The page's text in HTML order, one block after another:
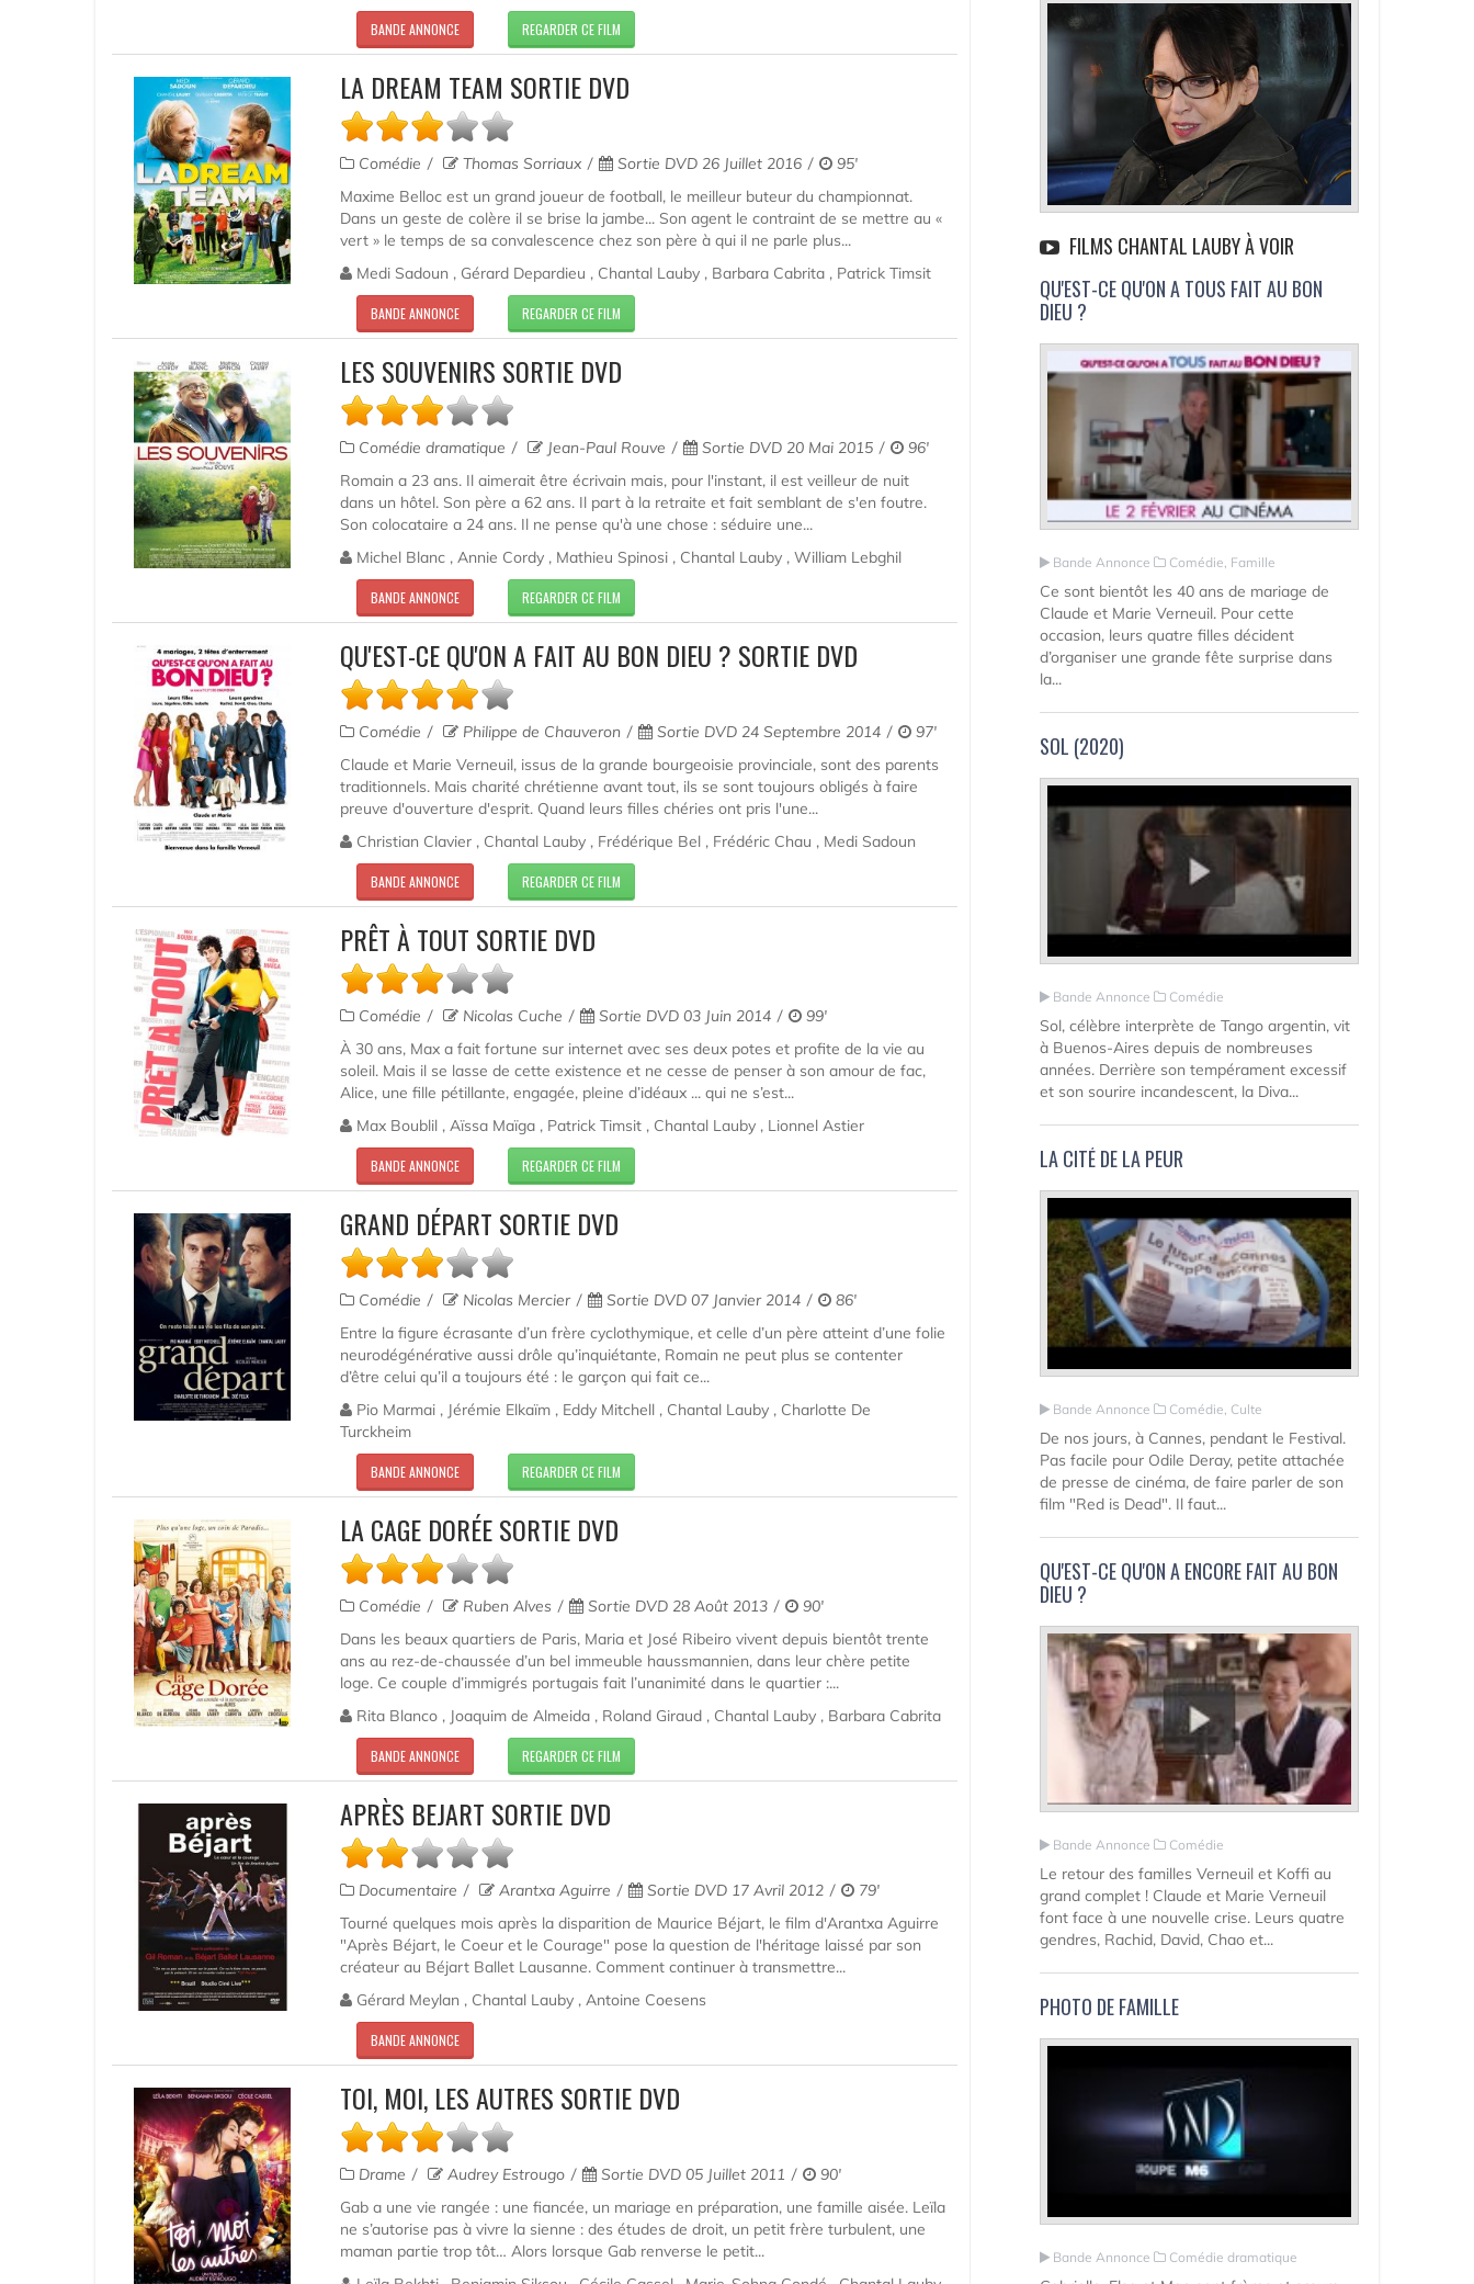
BANDE ANNONCE REGARDER CE FILM
LA DREAM TEAM SORTIE DVD
Comédie Thomas Sorriaux Sortie DVD 26 Juillet 2016
95'
Maxime Belloc est un grand joueur de football, le meilleur buteur du championnat.
Dans un geste de colère il se brise la jambe... Son agent le contraint de se mettre au «
vert » le temps de sa convalescence chez son père à qui il ne parle plus...
Medi Sadoun , Gérard Depardieu , Chantal Lauby , Barbara Cabrita , Patrick Timsit
BANDE ANNONCE REGARDER CE FILM
LES SOUVENIRS SORTIE DVD
Comédie dramatique Jean-Paul Rouve Sortie DVD 20 Mai 2015
96'
Romain a 23 ans. Il aimerait être écrivain mais, pour l'instant, il est veilleur de nuit
dans un hôtel. Son père a 62 ans. Il part à la retraite et fait semblant de s'en foutre.
Son colocataire a 24 ans. Il ne pense qu'à une chose : séduire une...
Michel Blanc , Annie Cordy , Mathieu Spinosi , Chantal Lauby , William Lebghil
BANDE ANNONCE REGARDER CE FILM
QU'EST-CE QU'ON A FAIT AU BON DIEU ? SORTIE DVD
Comédie Philippe de Chauveron Sortie DVD 24 Septembre 2014
97'
Claude et Marie Verneuil, issus de la grande bourgeoisie provinciale, sont des parents
traditionnels. Mais charité chrétienne avant tout, ils se sont toujours obligés à faire
preuve d'ouverture d'esprit. Quand leurs filles chéries ont pris l'une...
Christian Clavier , Chantal Lauby , Frédérique Bel , Frédéric Chau , Medi Sadoun
BANDE ANNONCE REGARDER CE FILM
PRÊT À TOUT SORTIE DVD
Comédie Nicolas Cuche Sortie DVD 03 Juin 2014
99'
À 30 ans, Max a fait fortune sur internet avec ses deux potes et profite de la vie au
soleil. Mais il se lasse de cette existence et ne cesse de penser à son amour de fac,
Alice, une fille pétillante, engagée, pleine d’idéaux ... qui ne s’est...
Max Boublil , Aïssa Maïga , Patrick Timsit , Chantal Lauby , Lionnel Astier
BANDE ANNONCE REGARDER CE FILM
GRAND DÉPART SORTIE DVD
Comédie Nicolas Mercier Sortie DVD 07 Janvier 2014
86'
Entre la figure écrasante d’un frère cyclothymique, et celle d’un père atteint d’une folie
neurodégénérative aussi drôle qu’inquiétante, Romain ne peut plus se contenter
d’être celui qu’il a toujours été : le garçon qui fait ce...
Pio Marmai , Jérémie Elkaïm , Eddy Mitchell , Chantal Lauby , Charlotte De
Turckheim
BANDE ANNONCE REGARDER CE FILM
LA CAGE DORÉE SORTIE DVD
Comédie Ruben Alves Sortie DVD 28 Août 2013
90'
Dans les beaux quartiers de Paris, Maria et José Ribeiro vivent depuis bientôt trente
ans au rez-de-chaussée d’un bel immeuble haussmannien, dans leur chère petite
loge. Ce couple d’immigrés portugais fait l’unanimité dans le quartier :...
Rita Blanco , Joaquim de Almeida , Roland Giraud , Chantal Lauby , Barbara Cabrita
BANDE ANNONCE REGARDER CE FILM
APRÈS BEJART SORTIE DVD
Documentaire Arantxa Aguirre Sortie DVD 17 Avril 2012
79'
Tourné quelques mois après la disparition de Maurice Béjart, le film d'Arantxa Aguirre
"Après Béjart, le Coeur et le Courage" pose la question de l'héritage laissé par son
créateur au Béjart Ballet Lausanne. Comment continuer à transmettre...
Gérard Meylan , Chantal Lauby , Antoine Coesens
BANDE ANNONCE
TOI, MOI, LES AUTRES SORTIE DVD
Drame Audrey Estrougo Sortie DVD 05 Juillet 2011
90'
Gab a une vie rangée : une fiancée, un mariage en préparation, une famille aisée. Leïla
ne s’autorise pas à vivre la sienne : des études de droit, un petit frère turbulent, une
maman partie trop tôt… Alors lorsque Gab renverse le petit...
FILMS CHANTAL LAUBY À VOIR
QU'EST-CE QU'ON A TOUS FAIT AU BON
DIEU ?
Bande Annonce Comédie, Famille
Ce sont bientôt les 40 ans de mariage de
Claude et Marie Verneuil. Pour cette
occasion, leurs quatre filles décident
d’organiser une grande fête surprise dans
la...
SOL (2020)
Bande Annonce Comédie
Sol, célèbre interprète de Tango argentin, vit
à Buenos-Aires depuis de nombreuses
années. Derrière son tempérament excessif
et son sourire incandescent, la Diva...
LA CITÉ DE LA PEUR
Bande Annonce Comédie, Culte
De nos jours, à Cannes, pendant le Festival.
Pas facile pour Odile Deray, petite attachée
de presse de cinéma, de faire parler de son
film "Red is Dead". Il faut...
QU'EST-CE QU'ON A ENCORE FAIT AU BON
DIEU ?
Bande Annonce Comédie
Le retour des familles Verneuil et Koffi au
grand complet ! Claude et Marie Verneuil
font face à une nouvelle crise. Leurs quatre
gendres, Rachid, David, Chao et...
PHOTO DE FAMILLE
Bande Annonce Comédie dramatique